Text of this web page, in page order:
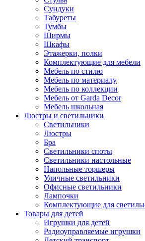
Сундуки
Табуреты
Тумбы
Ширмы
Шкафы
Этажерки, полки
Комплектующие для мебели
Мебель по стилю
Мебель по материалу
Мебель по коллекции
Мебель от Garda Decor
Мебель школьная
Люстры и светильники
Светильники
Люстры
Бра
Светильники споты
Светильники настольные
Напольные торшеры
Уличные светильники
Офисные светильники
Лампочки
Комплектующие для
Товары для детей
Игрушки для детей
Радиоуправляемые игрушки